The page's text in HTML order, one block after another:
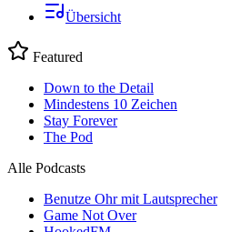
Übersicht
Featured
Down to the Detail
Mindestens 10 Zeichen
Stay Forever
The Pod
Alle Podcasts
Benutze Ohr mit Lautsprecher
Game Not Over